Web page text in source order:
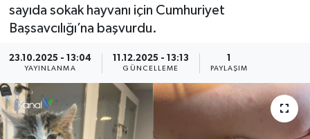
sayıda sokak hayvanı için Cumhuriyet
Başsavcılığı’na başvurdu.
23.10.2025 - 13:04
YAYINLANMA
11.12.2025 - 13:13
GÜNCELLEME
1
PAYLAŞIM
Gündem
Günün Manşetleri
Haber Kuşakları
Haberler
Son Dakika Haberleri
Haber Arşivi